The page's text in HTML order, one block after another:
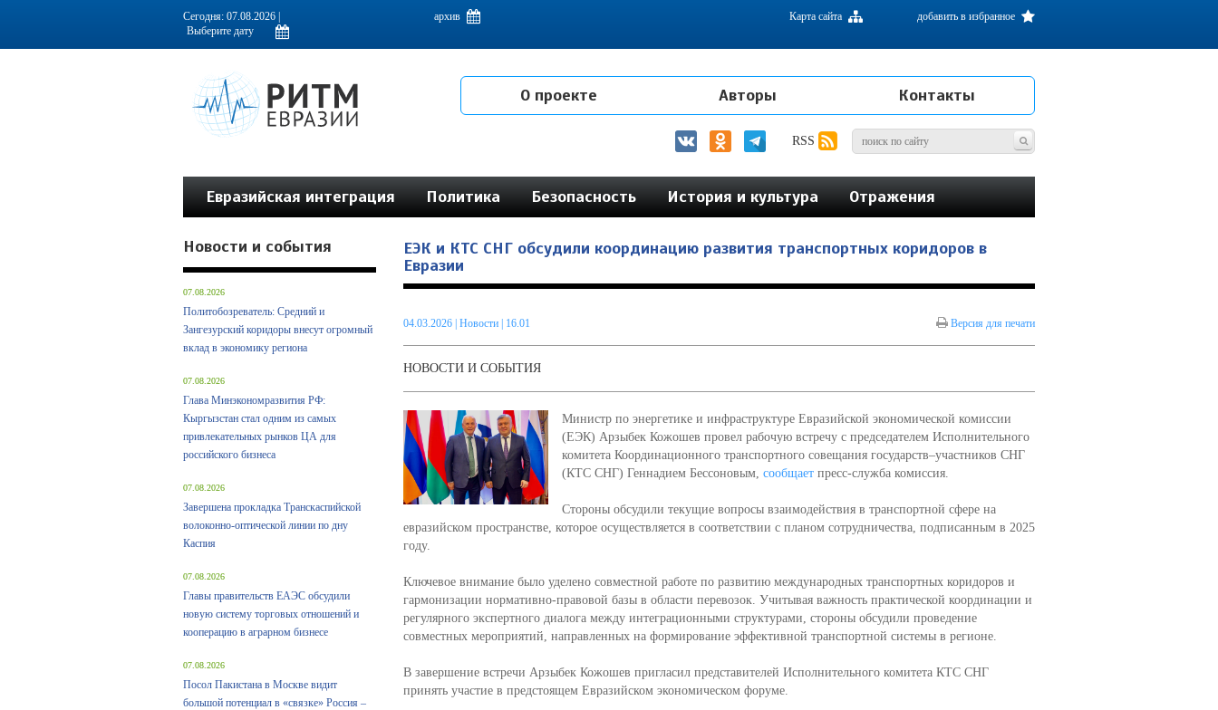
Информационно-аналитическое издание, посвященное актуальным проблемам интеграции на постсоветском пространстве
Сегодня: 07.08.2026 | архив добавить в избранное
Карта сайта
О проекте Авторы Контакты
RSS
Евразийская интеграция Политика Безопасность История и культура Отражения
ЕЭК и КТС СНГ обсудили координацию развития транспортных коридоров в
Евразии
04.03.2026| Новости | 16.01 Версия для печати
НОВОСТИ И СОБЫТИЯ
Министр по энергетике и инфраструктуре Евразийской экономической комиссии
(ЕЭК) Арзыбек Кожошев провел рабочую встречу с председателем Исполнительного
комитета Координационного транспортного совещания государств–участников СНГ
(КТС СНГ) Геннадием Бессоновым, сообщаетпресс-служба комиссия.
Стороны обсудили текущие вопросы взаимодействия в транспортной сфере на
евразийском пространстве, которое осуществляется в соответствии с планом сотрудничества, подписанным в 2025
году.
Ключевое внимание было уделено совместной работе по развитию международных транспортных коридоров и
гармонизации нормативно-правовой базы в области перевозок. Учитывая важность практической координации и
регулярного экспертного диалога между интеграционными структурами, стороны обсудили проведение
совместных мероприятий, направленных на формирование эффективной транспортной системы в регионе.
В завершение встречи Арзыбек Кожошев пригласил представителей Исполнительного комитета КТС СНГ
принять участие в предстоящем Евразийском экономическом форуме.
Новости и события
07.08.2026
Политобозреватель: Средний и
Зангезурский коридоры внесут огромный
вклад в экономику региона
07.08.2026
Глава Минэкономразвития РФ:
Кыргызстан стал одним из самых
привлекательных рынков ЦА для
российского бизнеса
07.08.2026
Завершена прокладка Транскаспийской
волоконно-оптической линии по дну
Каспия
07.08.2026
Главы правительств ЕАЭС обсудили
новую систему торговых отношений и
кооперацию в аграрном бизнесе
07.08.2026
Посол Пакистана в Москве видит
большой потенциал в «связке» Россия –